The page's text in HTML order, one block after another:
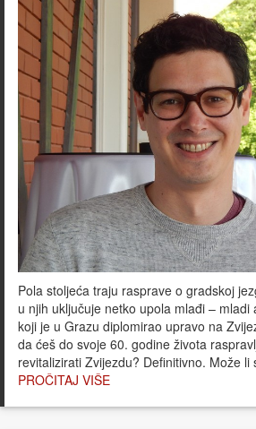
Pola stoljeća traju rasprave o gradskoj
u njih uključuje netko upola mlađi – mladi
koji je u Grazu diplomirao upravo na
da ćeš do svoje 60. godine života
revitalizirati Zvijezdu? Definitivno. Može
PROČITAJ VIŠE